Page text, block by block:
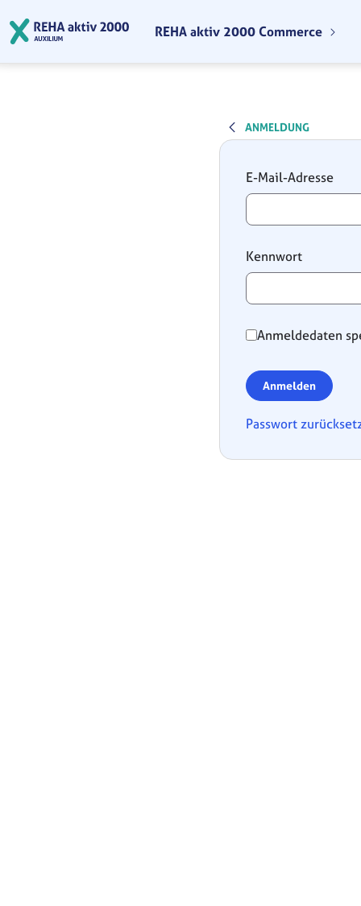
REHA aktiv 2000 Commerce
ANMELDUNG
Anmeldung
E-Mail-Adresse
Kennwort
Anmeldedaten
Anmelden
Passwort